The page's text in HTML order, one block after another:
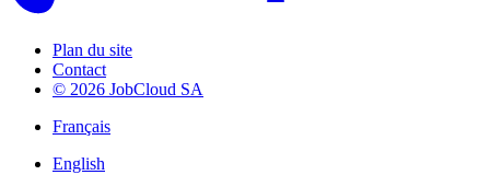
Plan du site
Contact
© 2026 JobCloud SA
Français
English